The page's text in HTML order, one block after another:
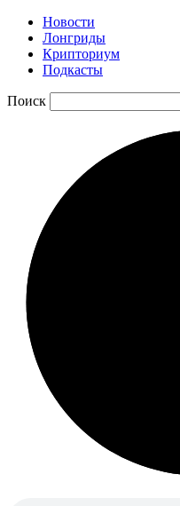
Новости
Лонгриды
Крипториум
Подкасты
Поиск